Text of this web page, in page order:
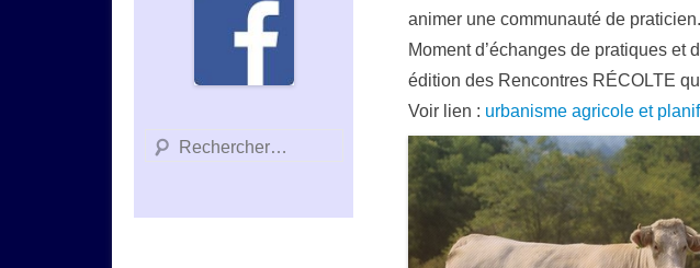
animer une communauté de
Moment d’échanges de pratiques
édition des Rencontres RÉCOLTE
Voir lien : urbanisme agricole et
Recherche